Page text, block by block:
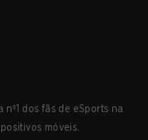
nº1 dos fãs de eSports na
móveis.